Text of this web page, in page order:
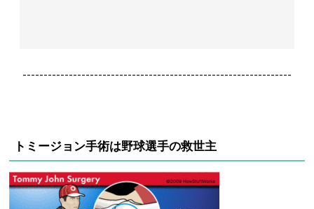
----------------------------------------------------------------
トミージョン手術は野球選手の救世主